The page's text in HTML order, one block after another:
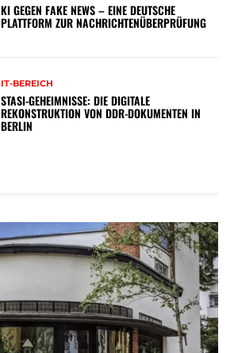
KI GEGEN FAKE NEWS – EINE DEUTSCHE
PLATTFORM ZUR NACHRICHTENÜBERPRÜFUNG
IT-BEREICH
STASI-GEHEIMNISSE: DIE DIGITALE
REKONSTRUKTION VON DDR-DOKUMENTEN IN
BERLIN